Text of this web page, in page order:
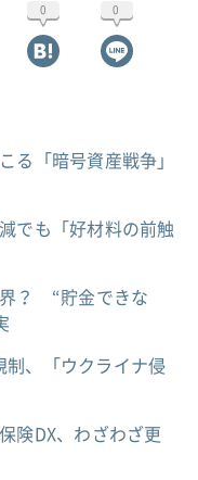
0 0
る「暗号資産戦争」
でも「好材料の前触
界？ “貯金できな
制、「ウクライナ侵
険DX、わざわざ更